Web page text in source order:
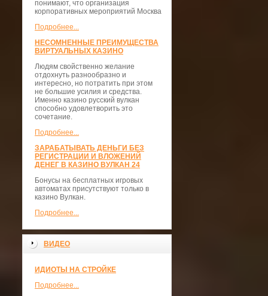
понимают, что организация
корпоративных мероприятий Москва
Подробнее...
НЕСОМНЕННЫЕ ПРЕИМУЩЕСТВА
ВИРТУАЛЬНЫХ КАЗИНО
Людям свойственно желание
отдохнуть разнообразно и
интересно, но потратить при этом
не большие усилия и средства.
Именно казино русский вулкан
способно удовлетворить это
сочетание.
Подробнее...
ЗАРАБАТЫВАТЬ ДЕНЬГИ БЕЗ
РЕГИСТРАЦИИ И ВЛОЖЕНИЙ
ДЕНЕГ В КАЗИНО ВУЛКАН 24
Бонусы на бесплатных игровых
автоматах присутствуют только в
казино Вулкан.
Подробнее...
ВИДЕО
ИДИОТЫ НА СТРОЙКЕ
Подробнее...